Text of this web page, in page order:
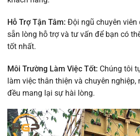
Hỗ Trợ Tận Tâm: Đội ngũ chuyên viên
sẵn lòng hỗ trợ và tư vấn để bạn có
tốt nhất.
Môi Trường Làm Việc Tốt: Chúng tôi
làm việc thân thiện và chuyên nghiệp,
đều mang lại sự hài lòng.